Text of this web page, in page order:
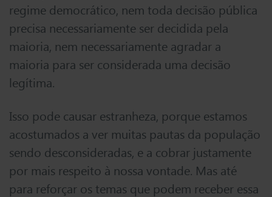
regime democrático, nem toda decisão pública
precisa necessariamente ser decidida pela
maioria, nem necessariamente agradar a
maioria para ser considerada uma decisão
legítima.
Isso pode causar estranheza, porque estamos
acostumados a ver muitas pautas da população
sendo desconsideradas, e a cobrar justamente
por mais respeito à nossa vontade. Mas até
para reforçar os temas que podem receber essa